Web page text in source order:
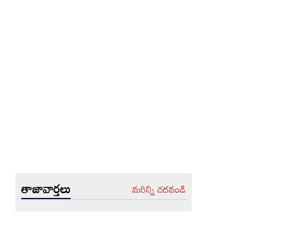
తాజావార్తలు మరిన్ని చదవండి